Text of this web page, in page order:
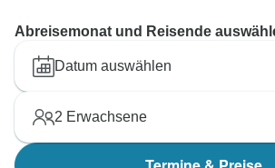
Abreisemonat und Reisende
Datum auswählen
2 Erwachsene